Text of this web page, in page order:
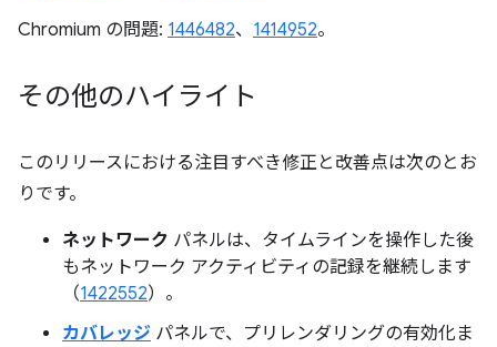
Chromium の問題: 1446482、 1414952。
その他のハイライト
このリリースにおける注目すべき修正と改善点は次のとお
りです。
ネットワーク パネルは、タイムラインを操作した後
もネットワーク アクティビティの記録を継続します
（1422552）。
カバレッジ パネルで、プリレンダリングの有効化ま